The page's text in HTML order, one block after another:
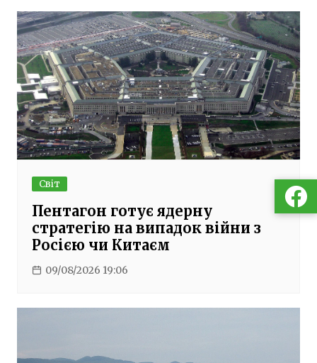
Світ
Пентагон готує ядерну
стратегію на випадок війни з
Росією чи Китаєм
09/08/2026 19:06